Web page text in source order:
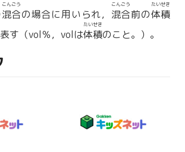
混合
こんごう
の場合に用いられ， 混合
こんごう
前の体積
たいせき
す（vol％，volは体積
たいせき
のこと。）。